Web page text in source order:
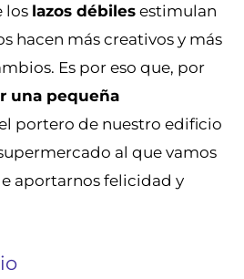
los lazos débilesestimulan
hacen más creativos y más
Es por eso que, por
una pequeña
portero de nuestro edificio
al que vamos
aportarnos felicidad y